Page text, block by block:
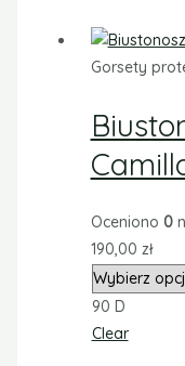
Gorsety
Oceniono 0
190,00 zł
90 D
Clear